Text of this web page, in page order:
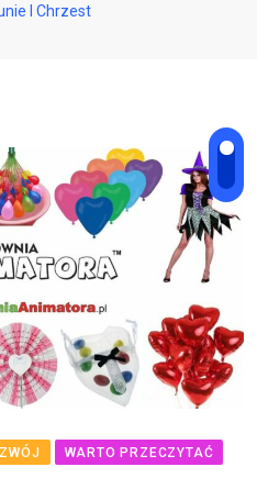
I Chrzest
WARTO PRZECZYTAĆ